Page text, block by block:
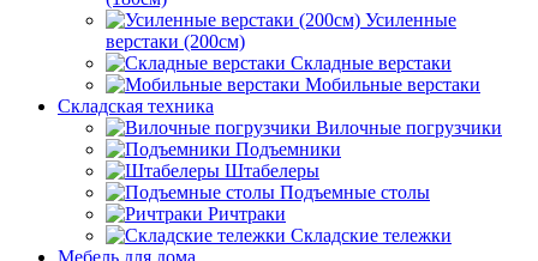
Усиленные
верстаки (200см)
Складные верстаки
Мобильные верстаки
Складская техника
Вилочные погрузчики
Подъемники
Штабелеры
Подъемные столы
Ричтраки
Складские тележки
Мебель для дома